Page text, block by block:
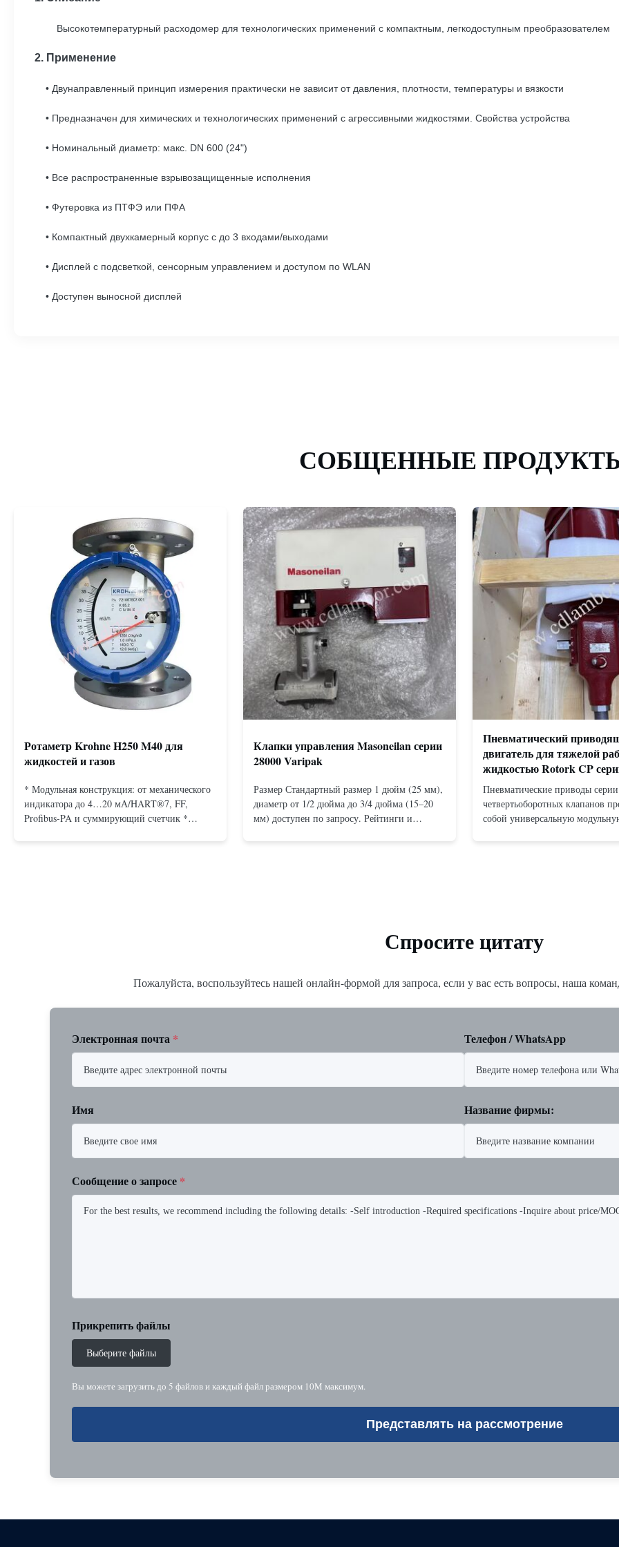
Высокотемпературный расходомер для технологических применений с компактным, легкодоступным преобразователем
2. Применение
• Двунаправленный принцип измерения практически не зависит от давления, плотности, температуры и вязкости
• Предназначен для химических и технологических применений с агрессивными жидкостями. Свойства устройства
• Номинальный диаметр: макс. DN 600 (24")
• Все распространенные взрывозащищенные исполнения
• Футеровка из ПТФЭ или ПФА
• Компактный двухкамерный корпус с до 3 входами/выходами
• Дисплей с подсветкой, сенсорным управлением и доступом по WLAN
• Доступен выносной дисплей
СОБЩЕННЫЕ
Ротаметр Krohne H250 M40 для
жидкостей и газов
* Модульная конструкция: от механического
индикатора до 4…20 мА/HART®7, FF,
Profibus-PA и суммирующий счетчик *
Клапки управления Masoneilan серии
28000 Varipak
Размер Стандартный размер 1 дюйм (25 мм),
диаметр от 1/2 дюйма до 3/4 дюйма (15–20
мм) доступен по запросу. Рейтинги и
Пневматический
двигатель для тяжелой
жидкостью Rotork CP
Пневматические приводы
четвертьоборотных клапанов
собой универсальную
Спросите цитату
Пожалуйста, воспользуйтесь нашей онлайн-формой для запроса, если у вас есть вопросы, наша
Электронная почта * Телефон / WhatsApp
Имя Название фирмы:
Сообщение о запросе *
Прикрепить файлы
Выберите файлы
Вы можете загрузить до 5 файлов и каждый файл размером 10M максимум.
Представлять на рассмотрение